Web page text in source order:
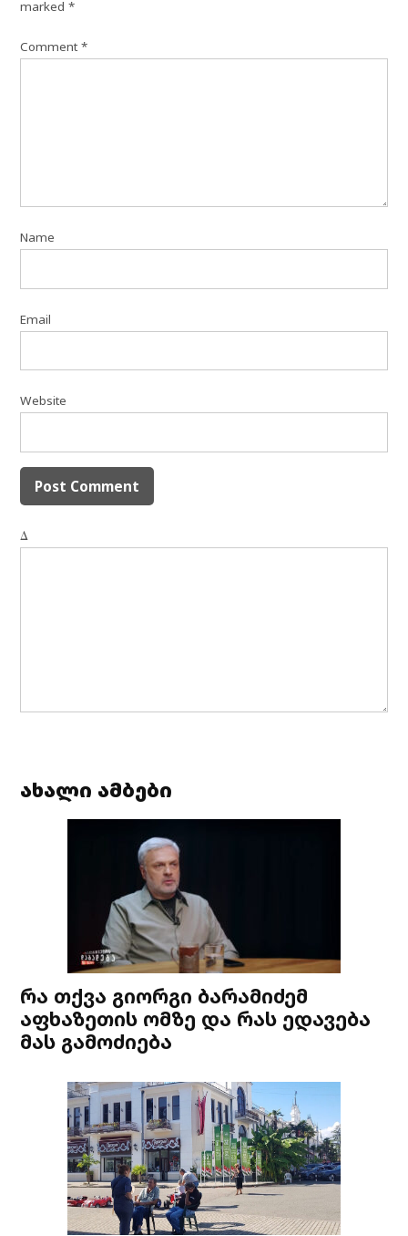
marked*
Comment*
Name
Email
Website
Δ
ახალი ამბები
რა თქვა გიორგი ბარამიძემ
აფხაზეთის ომზე და რას ედავება
მას გამოძიება